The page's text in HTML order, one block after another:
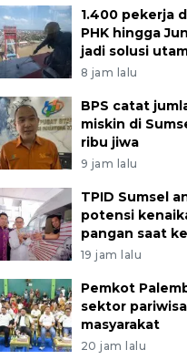
1.400 pekerja
PHK hingga
jadi solusi
8 jam lalu
BPS catat
miskin di
ribu jiwa
9 jam lalu
TPID Sumsel
potensi
pangan saat
19 jam lalu
Pemkot
sektor
masyarakat
20 jam lalu